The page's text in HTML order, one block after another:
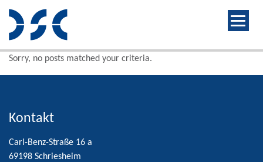
Sorry, no posts matched your criteria.
Kontakt
Carl-Benz-Straße 16 a
69198 Schriesheim